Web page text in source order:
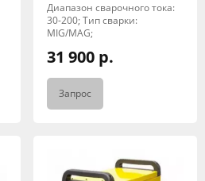
Диапазон сварочного тока:
30-200; Тип сварки:
MIG/MAG;
31 900 р.
Запрос